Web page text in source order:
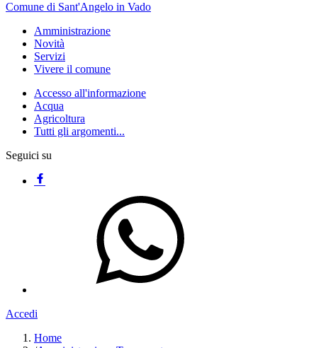
Comune di Sant'Angelo in Vado
Amministrazione
Novità
Servizi
Vivere il comune
Accesso all'informazione
Acqua
Agricoltura
Tutti gli argomenti...
Seguici su
Accedi
Home